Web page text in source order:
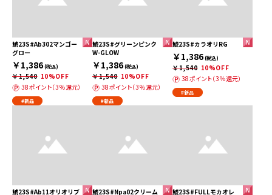
鯱23S#Ab302マンゴー
グロー
￥1,386(税込)
￥1,540 10%OFF
38ポイント（3％還元）
#新品
鯱23S#グリーンピンク
W-GLOW
￥1,386(税込)
￥1,540 10%OFF
38ポイント（3％還元）
#新品
鯱23S#カラオリRG
￥1,386(税込)
￥1,540 10%OFF
38ポイント（3％還元）
#新品
鯱23S#Ab11オリオリブ
鯱23S#Npa02クリーム
鯱23S#FULLモカオレ